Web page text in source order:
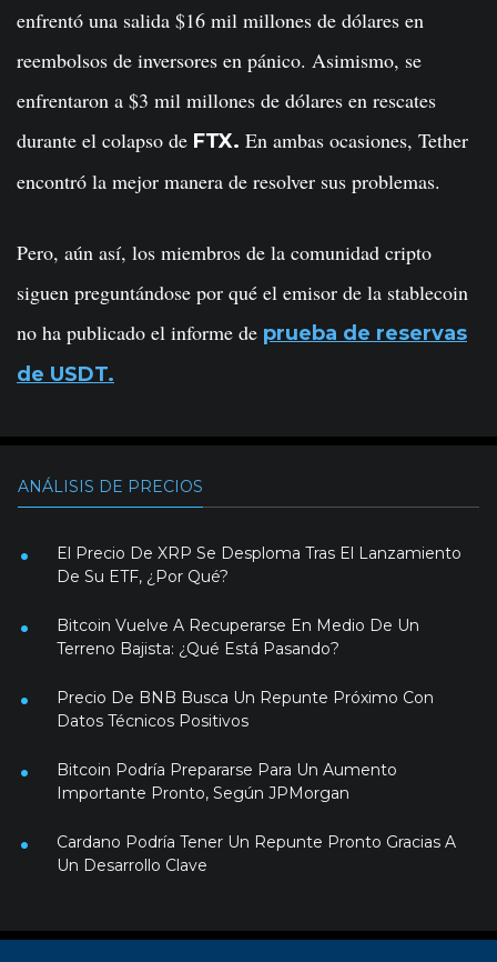
enfrentó una salida $16 mil millones de dólares en
reembolsos de inversores en pánico. Asimismo, se
enfrentaron a $3 mil millones de dólares en rescates
durante el colapso de FTX. En ambas ocasiones, Tether
encontró la mejor manera de resolver sus problemas.
Pero, aún así, los miembros de la comunidad cripto
siguen preguntándose por qué el emisor de la stablecoin
no ha publicado el informe de prueba de reservas
de USDT.
ANÁLISIS DE PRECIOS
El Precio De XRP Se Desploma Tras El Lanzamiento
De Su ETF, ¿Por Qué?
Bitcoin Vuelve A Recuperarse En Medio De Un
Terreno Bajista: ¿Qué Está Pasando?
Precio De BNB Busca Un Repunte Próximo Con
Datos Técnicos Positivos
Bitcoin Podría Prepararse Para Un Aumento
Importante Pronto, Según JPMorgan
Cardano Podría Tener Un Repunte Pronto Gracias A
Un Desarrollo Clave